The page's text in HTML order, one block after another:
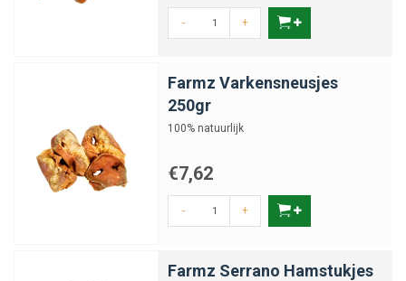
- +
Farmz Varkensneusjes
250gr
100% natuurlijk
€7,62
- +
Farmz Serrano Hamstukjes